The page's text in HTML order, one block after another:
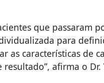
que passaram
para
as características de
afirma o